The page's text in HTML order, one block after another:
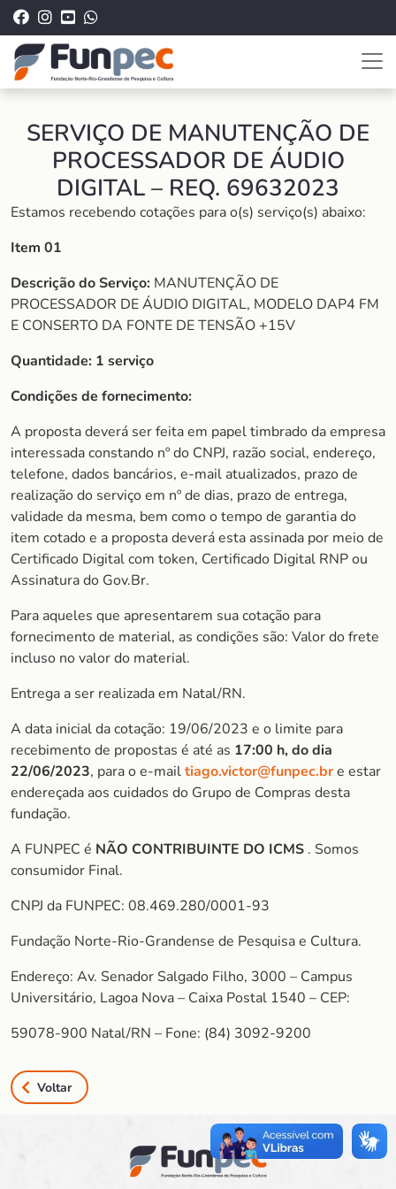
SERVIÇO DE MANUTENÇÃO DE
PROCESSADOR DE ÁUDIO
DIGITAL – REQ. 69632023
Estamos recebendo cotações para o(s) serviço(s) abaixo:
Item 01
Descrição do Serviço: MANUTENÇÃO DE
PROCESSADOR DE ÁUDIO DIGITAL, MODELO DAP4 FM
E CONSERTO DA FONTE DE TENSÃO +15V
Quantidade: 1 serviço
Condições de fornecimento:
A proposta deverá ser feita em papel timbrado da empresa
interessada constando nº do CNPJ, razão social, endereço,
telefone, dados bancários, e-mail atualizados, prazo de
realização do serviço em nº de dias, prazo de entrega,
validade da mesma, bem como o tempo de garantia do
item cotado e a proposta deverá esta assinada por meio de
Certificado Digital com token, Certificado Digital RNP ou
Assinatura do Gov.Br.
Para aqueles que apresentarem sua cotação para
fornecimento de material, as condições são: Valor do frete
incluso no valor do material.
Entrega a ser realizada em Natal/RN.
A data inicial da cotação: 19/06/2023 e o limite para
recebimento de propostas é até as 17:00 h, do dia
22/06/2023, para o e-mailtiago.victor@funpec.bre estar
endereçada aos cuidados do Grupo de Compras desta
fundação.
A FUNPEC é NÃO CONTRIBUINTE DO ICMS . Somos
consumidor Final.
CNPJ da FUNPEC: 08.469.280/0001-93
Fundação Norte-Rio-Grandense de Pesquisa e Cultura.
Endereço: Av. Senador Salgado Filho, 3000 – Campus
Universitário, Lagoa Nova – Caixa Postal 1540 – CEP:
59078-900 Natal/RN – Fone: (84) 3092-9200
Voltar